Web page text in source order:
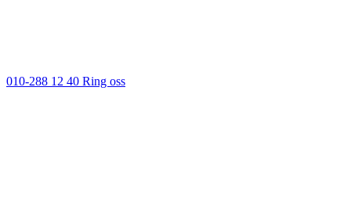
010-288 12 40 Ring oss